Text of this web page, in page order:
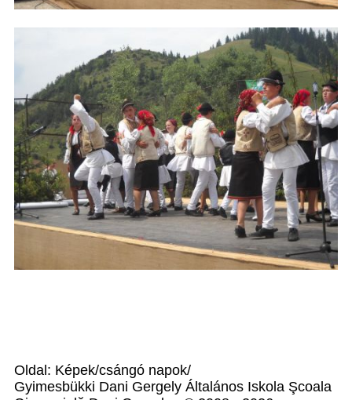
Oldal: Képek/csángó napok/
Gyimesbükki Dani Gergely Általános Iskola Şcoala